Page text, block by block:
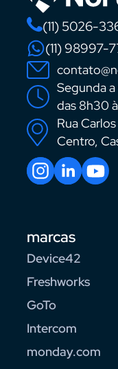
(11) 5026-
(11) 98997-
Segunda
das 8h30
Rua
Centro,
marcas
Device42
Freshworks
GoTo
Intercom
monday.com